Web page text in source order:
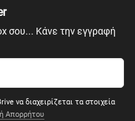
σου... Κάνε την εγγραφή
να διαχειρίζεται τα στοιχεία
Απορρήτου